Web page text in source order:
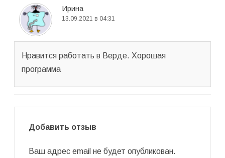
Ирина
13.09.2021 в 04:31
Нравится работать в Верде. Хорошая
программа
Добавить отзыв
Ваш адрес email не будет опубликован.